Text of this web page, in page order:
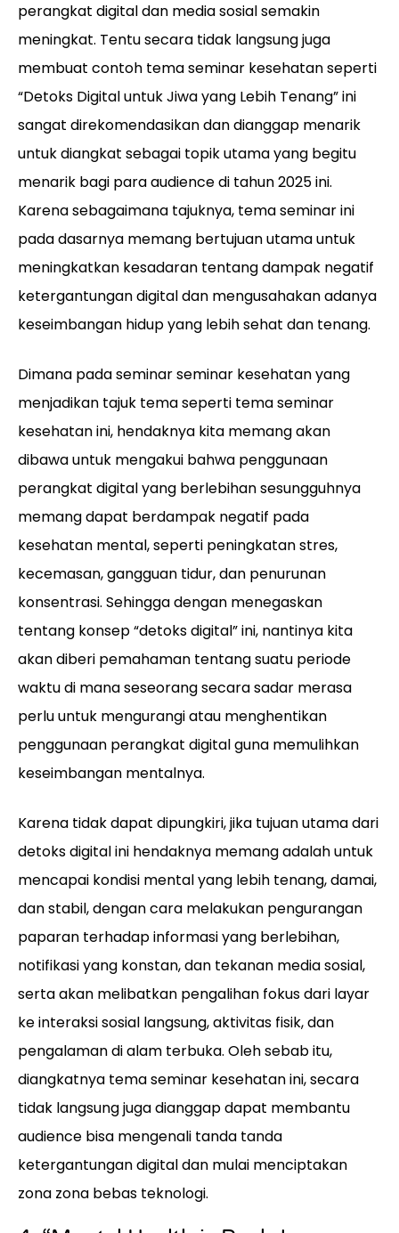
perangkat digital dan media sosial semakin
meningkat. Tentu secara tidak langsung juga
membuat contoh tema seminar kesehatan seperti
“Detoks Digital untuk Jiwa yang Lebih Tenang” ini
sangat direkomendasikan dan dianggap menarik
untuk diangkat sebagai topik utama yang begitu
menarik bagi para audience di tahun 2025 ini.
Karena sebagaimana tajuknya, tema seminar ini
pada dasarnya memang bertujuan utama untuk
meningkatkan kesadaran tentang dampak negatif
ketergantungan digital dan mengusahakan adanya
keseimbangan hidup yang lebih sehat dan tenang.
Dimana pada seminar seminar kesehatan yang
menjadikan tajuk tema seperti tema seminar
kesehatan ini, hendaknya kita memang akan
dibawa untuk mengakui bahwa penggunaan
perangkat digital yang berlebihan sesungguhnya
memang dapat berdampak negatif pada
kesehatan mental, seperti peningkatan stres,
kecemasan, gangguan tidur, dan penurunan
konsentrasi. Sehingga dengan menegaskan
tentang konsep “detoks digital” ini, nantinya kita
akan diberi pemahaman tentang suatu periode
waktu di mana seseorang secara sadar merasa
perlu untuk mengurangi atau menghentikan
penggunaan perangkat digital guna memulihkan
keseimbangan mentalnya.
Karena tidak dapat dipungkiri, jika tujuan utama dari
detoks digital ini hendaknya memang adalah untuk
mencapai kondisi mental yang lebih tenang, damai,
dan stabil, dengan cara melakukan pengurangan
paparan terhadap informasi yang berlebihan,
notifikasi yang konstan, dan tekanan media sosial,
serta akan melibatkan pengalihan fokus dari layar
ke interaksi sosial langsung, aktivitas fisik, dan
pengalaman di alam terbuka. Oleh sebab itu,
diangkatnya tema seminar kesehatan ini, secara
tidak langsung juga dianggap dapat membantu
audience bisa mengenali tanda tanda
ketergantungan digital dan mulai menciptakan
zona zona bebas teknologi.